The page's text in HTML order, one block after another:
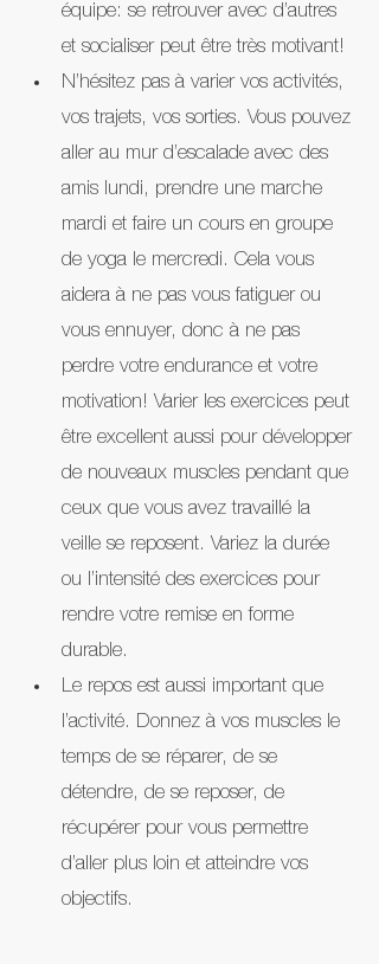
équipe: se retrouver avec d’autres
et socialiser peut être très motivant!
N’hésitez pas à varier vos activités,
vos trajets, vos sorties. Vous pouvez
aller au mur d’escalade avec des
amis lundi, prendre une marche
mardi et faire un cours en groupe
de yoga le mercredi. Cela vous
aidera à ne pas vous fatiguer ou
vous ennuyer, donc à ne pas
perdre votre endurance et votre
motivation! Varier les exercices peut
être excellent aussi pour développer
de nouveaux muscles pendant que
ceux que vous avez travaillé la
veille se reposent. Variez la durée
ou l’intensité des exercices pour
rendre votre remise en forme
durable.
Le repos est aussi important que
l’activité. Donnez à vos muscles le
temps de se réparer, de se
détendre, de se reposer, de
récupérer pour vous permettre
d’aller plus loin et atteindre vos
objectifs.